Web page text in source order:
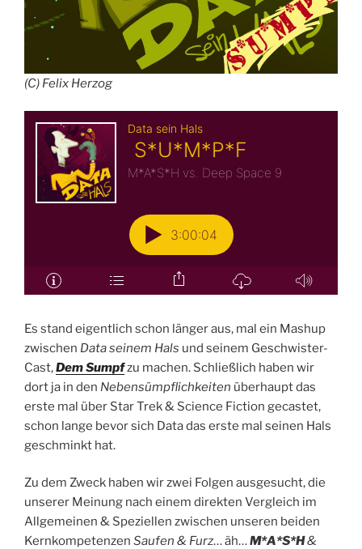
(C) Felix Herzog
Es stand eigentlich schon länger aus, mal ein Mashup
zwischen Data seinem Hals und seinem Geschwister-
Cast,Dem Sumpfzu machen. Schließlich haben wir
dort ja in den Nebensümpflichkeiten überhaupt das
erste mal über Star Trek & Science Fiction gecastet,
schon lange bevor sich Data das erste mal seinen Hals
geschminkt hat.
Zu dem Zweck haben wir zwei Folgen ausgesucht, die
unserer Meinung nach einem direkten Vergleich im
Allgemeinen & Speziellen zwischen unseren beiden
Kernkompetenzen Saufen & Furz… äh…M*A*S*H&